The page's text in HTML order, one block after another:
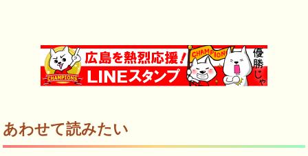
あわせて読みたい